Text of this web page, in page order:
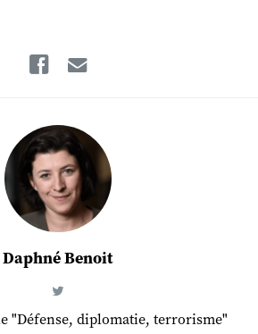
Facebook
Daphné Benoit
"Défense, diplomatie, terrorisme"